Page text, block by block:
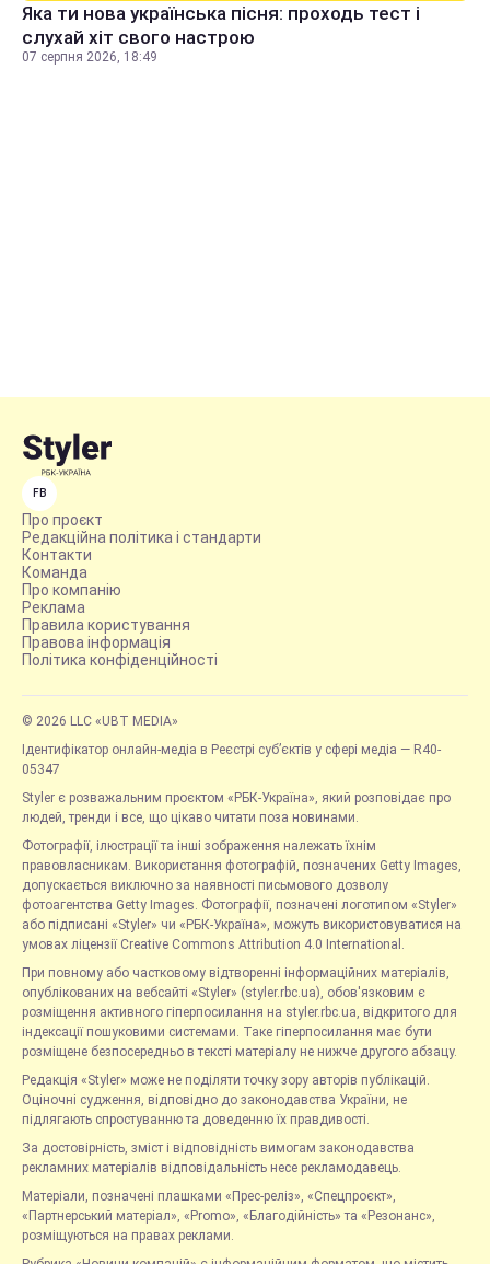
Яка ти нова українська пісня: проходь тест і
слухай хіт свого настрою
07 серпня 2026, 18:49
FB
Про проєкт
Редакційна політика і стандарти
Контакти
Команда
Про компанію
Реклама
Правила користування
Правова інформація
Політика конфіденційності
© 2026 LLC «UBT MEDIA»
Ідентифікатор онлайн-медіа в Реєстрі суб’єктів у сфері медіа — R40-
05347
Styler є розважальним проєктом «РБК-Україна», який розповідає про
людей, тренди і все, що цікаво читати поза новинами.
Фотографії, ілюстрації та інші зображення належать їхнім
правовласникам. Використання фотографій, позначених Getty Images,
допускається виключно за наявності письмового дозволу
фотоагентства Getty Images. Фотографії, позначені логотипом «Styler»
або підписані «Styler» чи «РБК-Україна», можуть використовуватися на
умовах ліцензії Creative Commons Attribution 4.0 International.
При повному або частковому відтворенні інформаційних матеріалів,
опублікованих на вебсайті «Styler» (styler.rbc.ua), обов'язковим є
розміщення активного гіперпосилання на styler.rbc.ua, відкритого для
індексації пошуковими системами. Таке гіперпосилання має бути
розміщене безпосередньо в тексті матеріалу не нижче другого абзацу.
Редакція «Styler» може не поділяти точку зору авторів публікацій.
Оціночні судження, відповідно до законодавства України, не
підлягають спростуванню та доведенню їх правдивості.
За достовірність, зміст і відповідність вимогам законодавства
рекламних матеріалів відповідальність несе рекламодавець.
Матеріали, позначені плашками «Прес-реліз», «Спецпроєкт»,
«Партнерський матеріал», «Promo», «Благодійність» та «Резонанс»,
розміщуються на правах реклами.